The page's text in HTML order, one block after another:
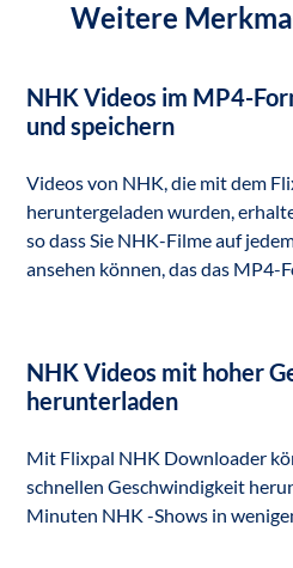
Weitere
NHK Videos im MP4-
und speichern
Videos von NHK, die mit dem
heruntergeladen wurden,
so dass Sie NHK-Filme auf
ansehen können, das das
NHK Videos mit hoher
herunterladen
Mit Flixpal NHK Downloader
schnellen Geschwindigkeit
Minuten NHK -Shows in